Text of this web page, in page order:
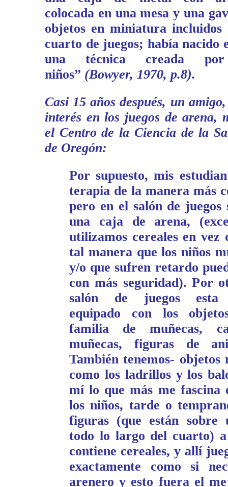
colocada en una mesa y una
objetos en miniatura incluidos
cuarto de juegos; había nacido
una técnica creada
niños” (Bowyer, 1970, p.8).
Casi 15 años después, un
interés en los juegos de arena,
el Centro de la Ciencia de la
de Oregón:
Por supuesto, mis
terapia de la manera más
pero en el salón de juegos
una caja de arena,
utilizamos cereales en vez
tal manera que los niños
y/o que sufren retardo
con más seguridad). Por
salón de juegos esta
equipado con los
familia de muñecas,
muñecas, figuras de
También tenemos- objetos
como los ladrillos y los
mí lo que más me fascina
los niños, tarde o
figuras (que están sobre
todo lo largo del cuarto)
contiene cereales, y allí
exactamente como si
arenero y esto fuera el